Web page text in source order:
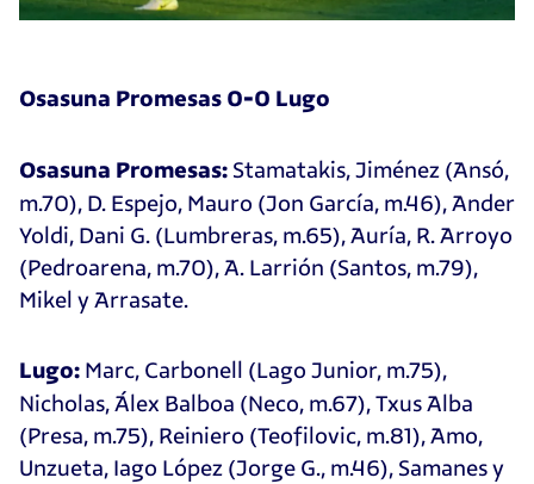
Osasuna Promesas 0-0 Lugo
Osasuna Promesas: Stamatakis, Jiménez (Ansó,
m.70), D. Espejo, Mauro (Jon García, m.46), Ander
Yoldi, Dani G. (Lumbreras, m.65), Auría, R. Arroyo
(Pedroarena, m.70), A. Larrión (Santos, m.79),
Mikel y Arrasate.
Lugo: Marc, Carbonell (Lago Junior, m.75),
Nicholas, Álex Balboa (Neco, m.67), Txus Alba
(Presa, m.75), Reiniero (Teofilovic, m.81), Amo,
Unzueta, Iago López (Jorge G., m.46), Samanes y